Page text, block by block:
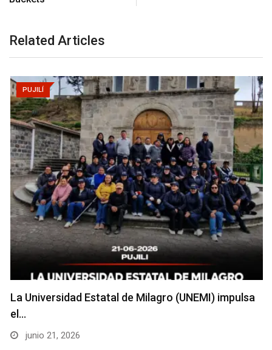
Related Articles
PUJILÍ
La Universidad Estatal de Milagro (UNEMI) impulsa
el…
junio 21, 2026